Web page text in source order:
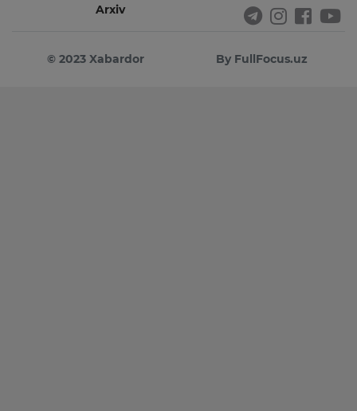
Arxiv
© 2023 Xabardor By FullFocus.uz